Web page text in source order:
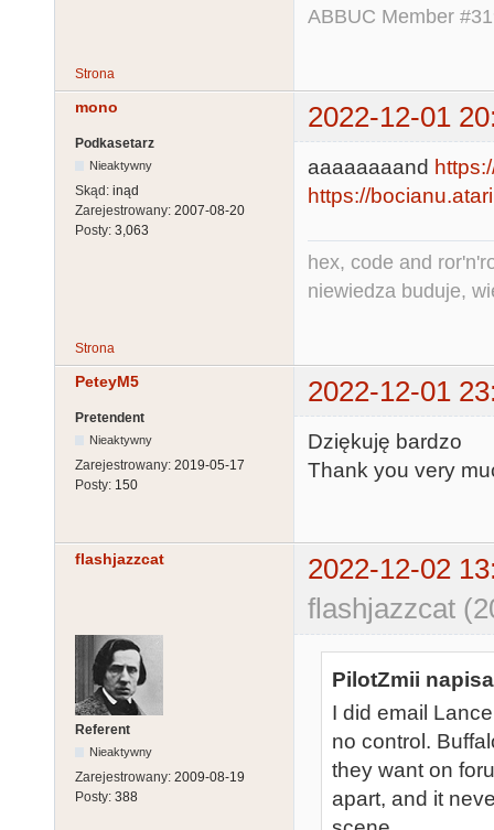
ABBUC Member
Strona
mono 2022-12-01
Podkasetarz
Nieaktywny
Skąd: inąd
Zarejestrowany: 2007-08-20
Posty: 3,063
aaaaaaaand
https://
hex, code and
niewiedza buduje,
Strona
PeteyM5 2022-12-01
Pretendent
Nieaktywny
Zarejestrowany: 2019-05-17
Posty: 150
Dziękuję bardzo
Thank you very
flashjazzcat
2022-12-02
flashjazzcat
Referent
Nieaktywny
Zarejestrowany: 2009-08-19
Posty: 388
PilotZmii
I did email
no control.
they want on
apart, and it